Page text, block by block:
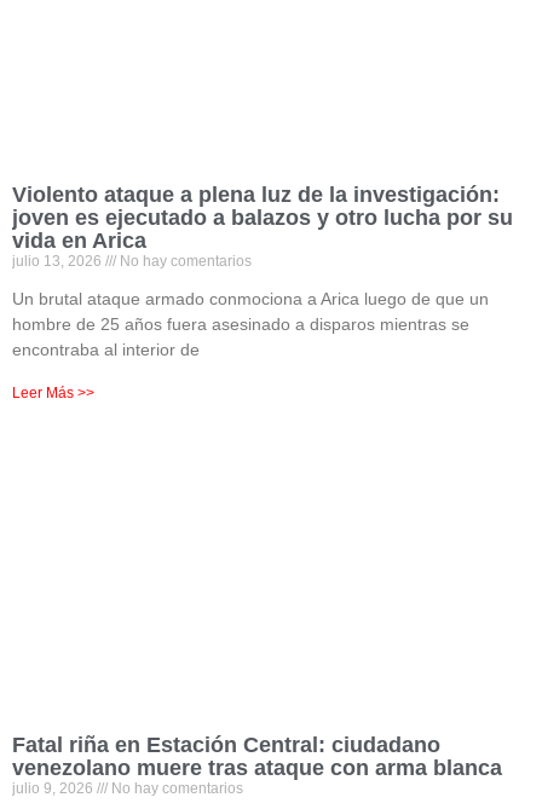
Violento ataque a plena luz de la investigación:
joven es ejecutado a balazos y otro lucha por su
vida en Arica
julio 13, 2026 No hay comentarios
Un brutal ataque armado conmociona a Arica luego de que un
hombre de 25 años fuera asesinado a disparos mientras se
encontraba al interior de
Leer Más >>
Fatal riña en Estación Central: ciudadano
venezolano muere tras ataque con arma blanca
julio 9, 2026 No hay comentarios